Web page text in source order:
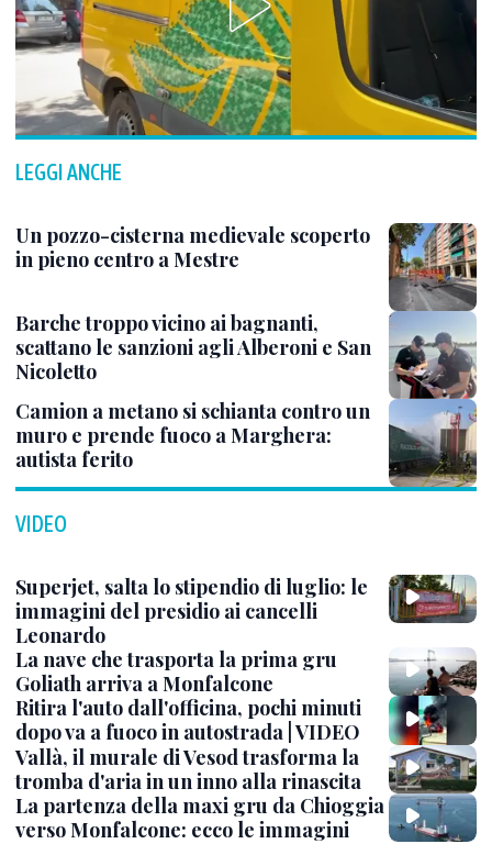
LEGGI ANCHE
Un pozzo-cisterna medievale scoperto
in pieno centro a Mestre
Barche troppo vicino ai bagnanti,
scattano le sanzioni agli Alberoni e San
Nicoletto
Camion a metano si schianta contro un
muro e prende fuoco a Marghera:
autista ferito
VIDEO
Superjet, salta lo stipendio di luglio: le
immagini del presidio ai cancelli
Leonardo
La nave che trasporta la prima gru
Goliath arriva a Monfalcone
Ritira l'auto dall'officina, pochi minuti
dopo va a fuoco in autostrada | VIDEO
Vallà, il murale di Vesod trasforma la
tromba d'aria in un inno alla rinascita
La partenza della maxi gru da Chioggia
verso Monfalcone: ecco le immagini